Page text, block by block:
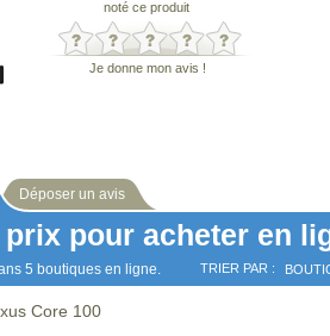
noté ce produit
Je donne mon avis !
Déposer un avis
pour acheter en
5 boutiques en ligne. TRIER PAR :
Core 100